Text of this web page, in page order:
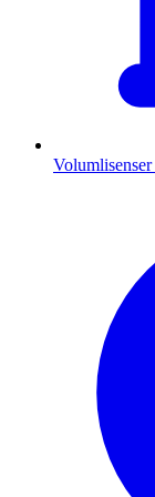
Volumlisenser